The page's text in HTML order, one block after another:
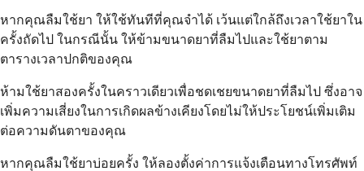
หากคุณลืมใช้ยา ให้ใช้ทันทีที่คุณจำได้ เว้นแต่ใกล้ถึงเวลาใช้ยาใน
ครั้งถัดไป ในกรณีนั้น ให้ข้ามขนาดยาที่ลืมไปและใช้ยาตาม
ตารางเวลาปกติของคุณ
ห้ามใช้ยาสองครั้งในคราวเดียวเพื่อชดเชยขนาดยาที่ลืมไป ซึ่งอาจ
เพิ่มความเสี่ยงในการเกิดผลข้างเคียงโดยไม่ให้ประโยชน์เพิ่มเติม
ต่อความดันตาของคุณ
หากคุณลืมใช้ยาบ่อยครั้ง ให้ลองตั้งค่าการแจ้งเตือนทางโทรศัพท์